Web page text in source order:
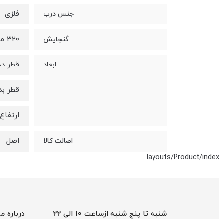
جنس درب فلزی
گنجایش 320 میلی لیتر
ابعاد قطر دهانه
قطر بدنه :
ارتفاع: 11.5 سانتی
اصالت کالا
اصل
layouts/Product/index
شنبه تا پنج شنبه ازساعت 10 الی 22 درباره